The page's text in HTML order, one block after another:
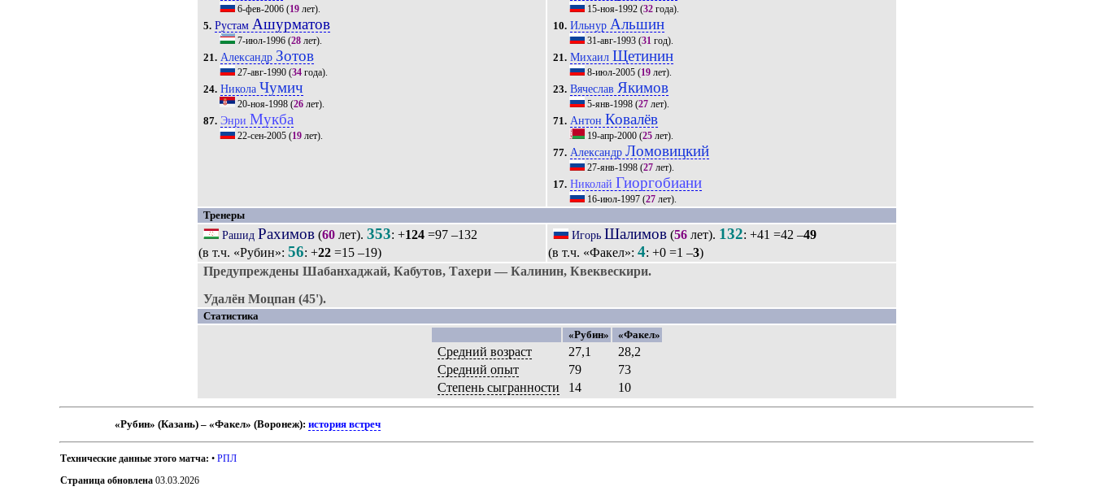
6-фев-2006 (19 лет).
5. Рустам Ашурматов
7-июл-1996 (28 лет).
21. Александр Зотов
27-авг-1990 (34 года).
24. Никола Чумич
20-ноя-1998 (26 лет).
87. Энри Мукба
22-сен-2005 (19 лет).
15-ноя-1992 (32 года).
10. Ильнур Альшин
31-авг-1993 (31 год).
21. Михаил Щетинин
8-июл-2005 (19 лет).
23. Вячеслав Якимов
5-янв-1998 (27 лет).
71. Антон Ковалёв
19-апр-2000 (25 лет).
77. АлександрЛомовицкий
27-янв-1998 (27 лет).
17. Николай Гиоргобиани
16-июл-1997 (27 лет).
Тренеры
Рашид Рахимов (60 лет).353: +124 =97 –132
(в т.ч. «Рубин»: 56: +22=15 –19)
Игорь Шалимов (56 лет). 132: +41 =42 –49
(в т.ч. «Факел»: 4: +0 =1 –3)
Предупреждены Шабанхаджай, Кабутов, Тахери — Калинин, Квеквескири.
Удалён Моцпан (45').
Статистика
«Рубин»
«Факел»
Средний возраст 27,1
28,2
Средний опыт
79
73
Степень сыгранности
14 10
«Рубин» (Казань) – «Факел» (Воронеж): история встреч
Технические данные этого матча: •РПЛ
Страница обновлена 03.03.2026